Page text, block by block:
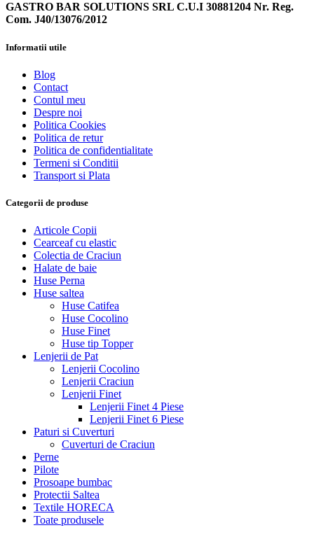
GASTRO BAR SOLUTIONS SRL C.U.I 30881204 Nr. Reg.
Com. J40/13076/2012
Informatii utile
Blog
Contact
Contul meu
Despre noi
Politica Cookies
Politica de retur
Politica de confidentialitate
Termeni si Conditii
Transport si Plata
Categorii de produse
Articole Copii
Cearceaf cu elastic
Colectia de Craciun
Halate de baie
Huse Perna
Huse saltea
Huse Catifea
Huse Cocolino
Huse Finet
Huse tip Topper
Lenjerii de Pat
Lenjerii Cocolino
Lenjerii Craciun
Lenjerii Finet
Lenjerii Finet 4 Piese
Lenjerii Finet 6 Piese
Paturi si Cuverturi
Cuverturi de Craciun
Perne
Pilote
Prosoape bumbac
Protectii Saltea
Textile HORECA
Toate produsele